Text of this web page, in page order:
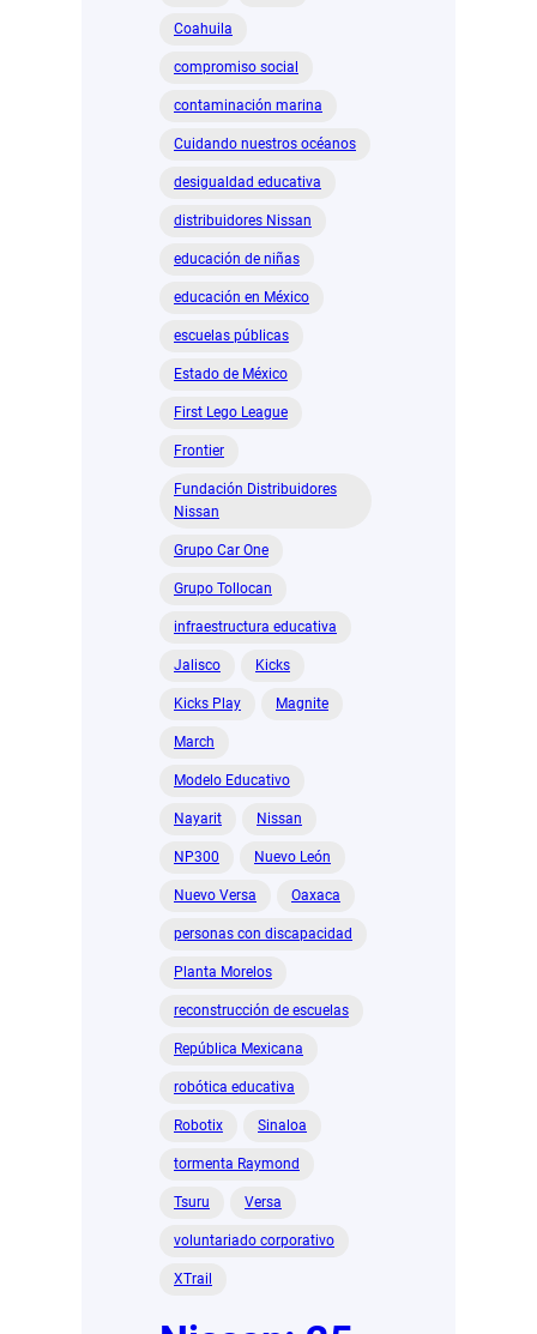
Coahuila
compromiso social
contaminación marina
Cuidando nuestros océanos
desigualdad educativa
distribuidores Nissan
educación de niñas
educación en México
escuelas públicas
Estado de México
First Lego League
Frontier
Fundación Distribuidores
Nissan
Grupo Car One
Grupo Tollocan
infraestructura educativa
Jalisco Kicks
Kicks Play Magnite
March
Modelo Educativo
Nayarit Nissan
NP300 Nuevo León
Nuevo Versa Oaxaca
personas con discapacidad
Planta Morelos
reconstrucción de escuelas
República Mexicana
robótica educativa
Robotix Sinaloa
tormenta Raymond
Tsuru Versa
voluntariado corporativo
XTrail